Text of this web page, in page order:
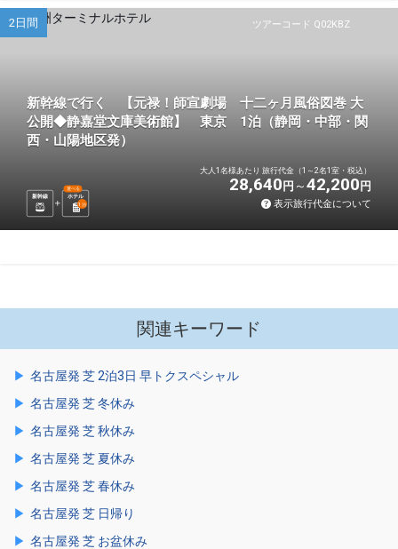
ツアーコード Q02KBZ
2日間
新幹線で行く 【元禄！師宣劇場 十二ヶ月風俗図巻 大
公開◆静嘉堂文庫美術館】 東京 1泊（静岡・中部・関
西・山陽地区発）
新幹線 ホテル
選べる
1 泊
大人1名様あたり 旅行代金（1～2名1室・税込）
28,640 円 42,200 円
表示旅行代金について
関連キーワード
名古屋発 芝 2泊3日 早トクスペシャル
名古屋発 芝 冬休み
名古屋発 芝 秋休み
名古屋発 芝 夏休み
名古屋発 芝 春休み
名古屋発 芝 日帰り
名古屋発 芝 お盆休み